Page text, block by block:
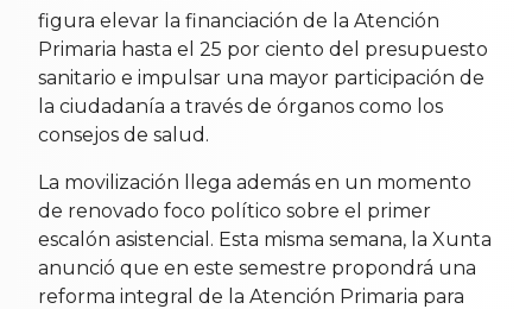
figura elevar la financiación de la Atención
Primaria hasta el 25 por ciento del presupuesto
sanitario e impulsar una mayor participación de
la ciudadanía a través de órganos como los
consejos de salud.
La movilización llega además en un momento
de renovado foco político sobre el primer
escalón asistencial. Esta misma semana, la Xunta
anunció que en este semestre propondrá una
reforma integral de la Atención Primaria para